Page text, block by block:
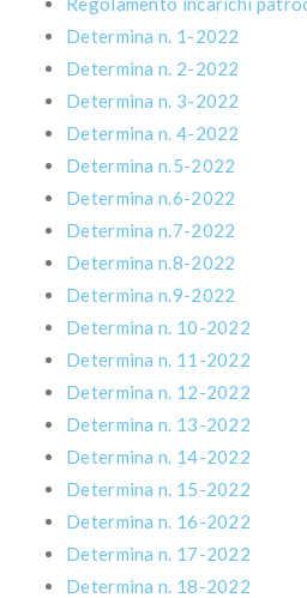
Determina n. 1-2022
Determina n. 2-2022
Determina n. 3-2022
Determina n. 4-2022
Determina n.5-2022
Determina n.6-2022
Determina n.7-2022
Determina n.8-2022
Determina n.9-2022
Determina n. 10-2022
Determina n. 11-2022
Determina n. 12-2022
Determina n. 13-2022
Determina n. 14-2022
Determina n. 15-2022
Determina n. 16-2022
Determina n. 17-2022
Determina n. 18-2022